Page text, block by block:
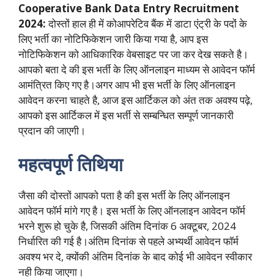
Cooperative Bank Data Entry Recruitment
2024:दोस्तों हाल ही में कोआपरेटिव बैंक में डाटा एंट्री के पदों के
लिए भर्ती का नोटिफिकेशन जारी किया गया है, आप इस
नोटिफिकेशन को आधिकारिक वेबसाइट पर जा कर देख सकते है।
आपको बता दे की इस भर्ती के लिए ऑनलाइन माध्यम से आवेदन फॉर्म
आमंत्रित किए गए है।अगर आप भी इस भर्ती के लिए ऑनलाइन
आवेदन करना चाहते है, आज इस आर्टिकल को अंत तक अवश्य पढ़े,
आपको इस आर्टिकल में इस भर्ती से सम्बन्धित सम्पूर्ण जानकारी
प्रदान की जाएगी।
महत्वपूर्ण तिथिया
जैसा की दोस्तों आपको पता है की इस भर्ती के लिए ऑनलाइन
आवेदन फॉर्म मांगे गए है। इस भर्ती के लिए ऑनलाइन आवेदन फॉर्म
भरने शुरू हो चुके है, जिसकी अंतिम दिनांक 6 अक्टूबर, 2024
निर्धारित की गई है।अंतिम दिनांक से पहले अभ्यर्थी आवेदन फॉर्म
अवश्य भर दे, क्योंकी अंतिम दिनांक के बाद कोई भी आवेदन स्वीकार
नही किया जाएगा।